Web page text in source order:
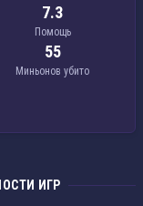
7.3
Помощь
55
Миньонов убито
ИГР